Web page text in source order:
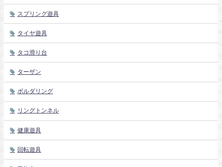
スプリング遊具
タイヤ遊具
タコ滑り台
ターザン
ボルダリング
リングトンネル
健康遊具
回転遊具